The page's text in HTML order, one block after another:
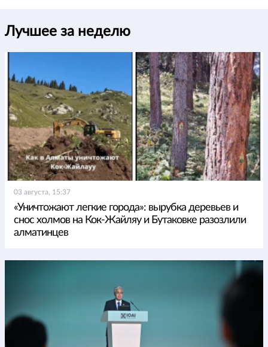
Лучшее за неделю
03 августа, 15:37
«Уничтожают легкие города»: вырубка деревьев и
снос холмов на Кок-Жайляу и Бутаковке разозлили
алматинцев